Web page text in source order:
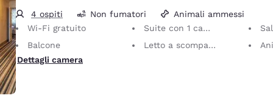
4 ospiti Non fumatori
Animali ammessi
Wi-Fi gratuito
Suite con 1 camera da letto
Balcone
Letto a scomparsa
Animali
Dettagli camera